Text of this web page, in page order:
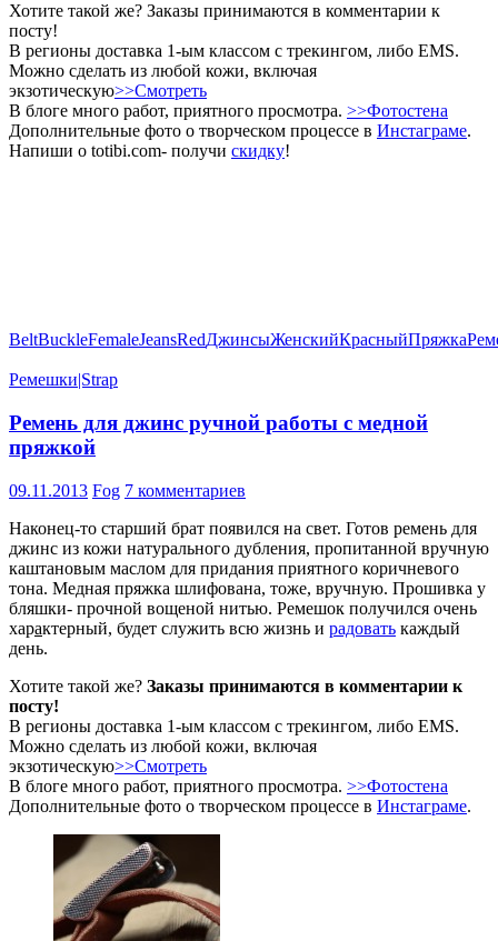
Хотите такой же? Заказы принимаются в комментарии к
посту!
В регионы доставка 1-ым классом с трекингом, либо EMS.
Можно сделать из любой кожи, включая
экзотическую>>Смотреть
В блоге много работ, приятного просмотра. >>Фотостена
Дополнительные фото о творческом процессе в Инстаграме.
Напиши о totibi.com- получи скидку!
BeltBuckleFemaleJeansRedДжинсыЖенскийКрасныйПряжка
Ремешки|Strap
Ремень для джинс ручной работы с медной
пряжкой
09.11.2013 Fog 7 комментариев
Наконец-то старший брат появился на свет. Готов ремень для
джинс из кожи натурального дубления, пропитанной вручную
каштановым маслом для придания приятного коричневого
тона. Медная пряжка шлифована, тоже, вручную. Прошивка у
бляшки- прочной вощеной нитью. Ремешок получился очень
характерный, будет служить всю жизнь и радовать каждый
день.
Хотите такой же? Заказы принимаются в комментарии к
посту!
В регионы доставка 1-ым классом с трекингом, либо EMS.
Можно сделать из любой кожи, включая
экзотическую>>Смотреть
В блоге много работ, приятного просмотра. >>Фотостена
Дополнительные фото о творческом процессе в Инстаграме.